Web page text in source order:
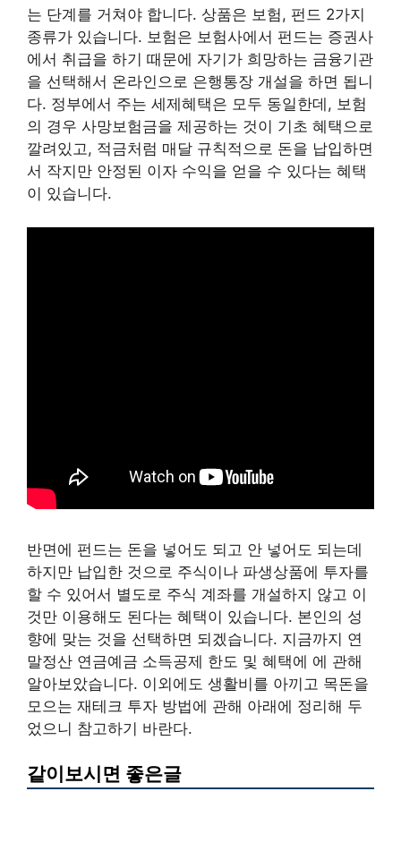
는 단계를 거쳐야 합니다. 상품은 보험, 펀드 2가지
종류가 있습니다. 보험은 보험사에서 펀드는 증권사
에서 취급을 하기 때문에 자기가 희망하는 금융기관
을 선택해서 온라인으로 은행통장 개설을 하면 됩니
다. 정부에서 주는 세제혜택은 모두 동일한데, 보험
의 경우 사망보험금을 제공하는 것이 기초 혜택으로
깔려있고, 적금처럼 매달 규칙적으로 돈을 납입하면
서 작지만 안정된 이자 수익을 얻을 수 있다는 혜택
이 있습니다.
반면에 펀드는 돈을 넣어도 되고 안 넣어도 되는데
하지만 납입한 것으로 주식이나 파생상품에 투자를
할 수 있어서 별도로 주식 계좌를 개설하지 않고 이
것만 이용해도 된다는 혜택이 있습니다. 본인의 성
향에 맞는 것을 선택하면 되겠습니다. 지금까지 연
말정산 연금예금 소득공제 한도 및 혜택에 에 관해
알아보았습니다. 이외에도 생활비를 아끼고 목돈을
모으는 재테크 투자 방법에 관해 아래에 정리해 두
었으니 참고하기 바란다.
같이보시면 좋은글